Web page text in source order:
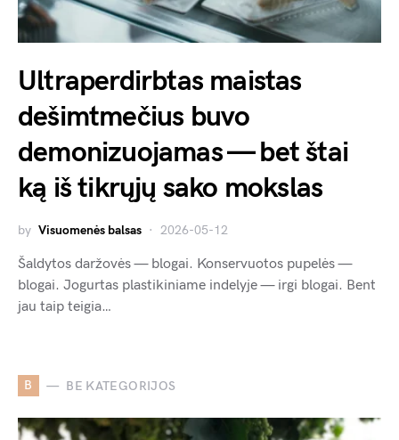
Ultraperdirbtas maistas
dešimtmečius buvo
demonizuojamas — bet štai
ką iš tikrųjų sako mokslas
by Visuomenės balsas 2026-05-12
Šaldytos daržovės — blogai. Konservuotos pupelės —
blogai. Jogurtas plastikiniame indelyje — irgi blogai. Bent
jau taip teigia…
B BE KATEGORIJOS